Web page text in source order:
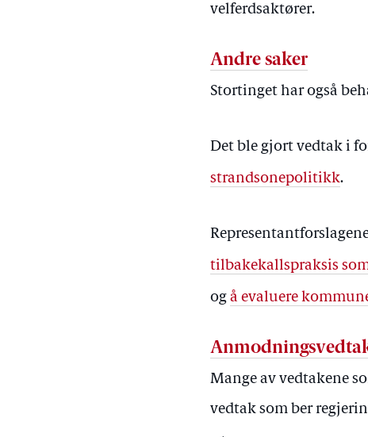
velferdsaktører.
Andre saker
Stortinget har også
Det ble gjort vedtak i
strandsonepolitikk.
tilbakekallspraksis
ogå evaluere
Mange av vedtakene
vedtak som ber